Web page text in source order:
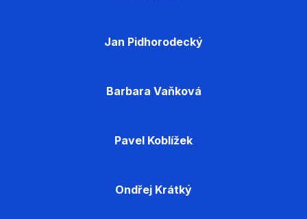
Jan Pidhorodecký
Barbara Vaňková
Pavel Koblížek
Ondřej Krátký